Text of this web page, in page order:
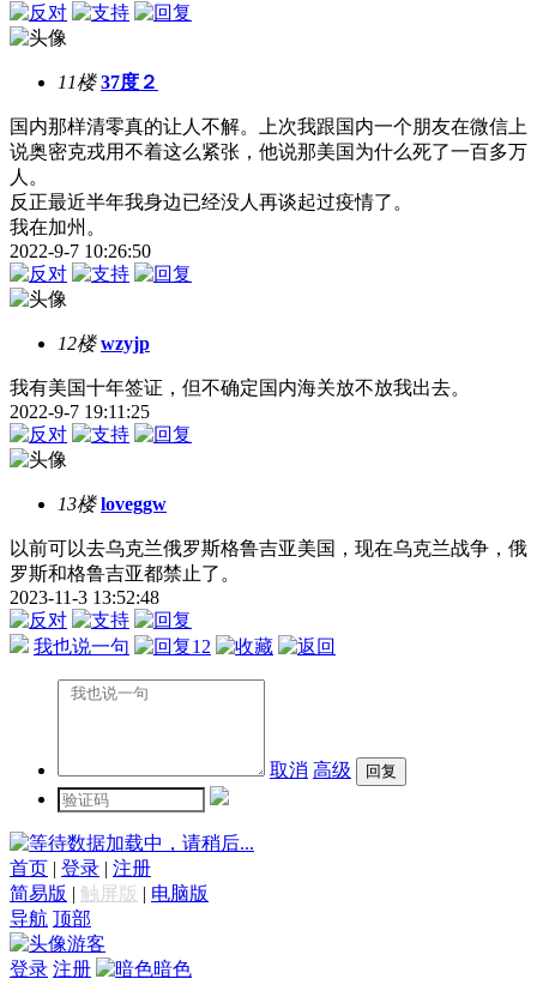
11楼 37度２
国内那样清零真的让人不解。上次我跟国内一个朋友在微信上
说奥密克戎用不着这么紧张，他说那美国为什么死了一百多万
人。
反正最近半年我身边已经没人再谈起过疫情了。
我在加州。
2022-9-7 10:26:50
12楼 wzyjp
我有美国十年签证，但不确定国内海关放不放我出去。
2022-9-7 19:11:25
13楼 loveggw
以前可以去乌克兰俄罗斯格鲁吉亚美国，现在乌克兰战争，俄
罗斯和格鲁吉亚都禁止了。
2023-11-3 13:52:48
我也说一句 12
取消 高级
数据加载中，请稍后...
首页 | 登录 | 注册
简易版 | 触屏版 | 电脑版
导航 顶部
游客
登录 注册 暗色